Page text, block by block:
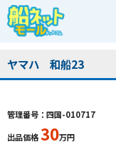
ヤマハ 和船23
管理番号：四国-010717
出品価格30万円